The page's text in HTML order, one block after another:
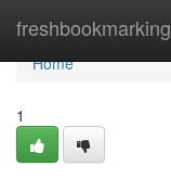
freshbookmarking
Home
Home
1